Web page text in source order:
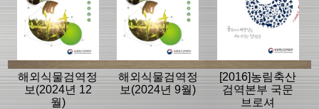
해외식물검역정
보(2024년 12
월)
해외식물검역정
보(2024년 9월)
[2016]농림축산
검역본부 국문
브로셔